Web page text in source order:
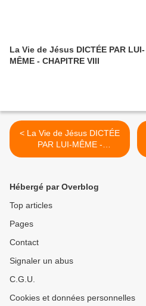
La Vie de Jésus DICTÉE PAR LUI-
MÊME - CHAPITRE VIII
< La Vie de Jésus DICTÉE
PAR LUI-MÊME -
CHAPITRE XI
Hébergé par Overblog
Top articles
Pages
Contact
Signaler un abus
C.G.U.
Cookies et données personnelles